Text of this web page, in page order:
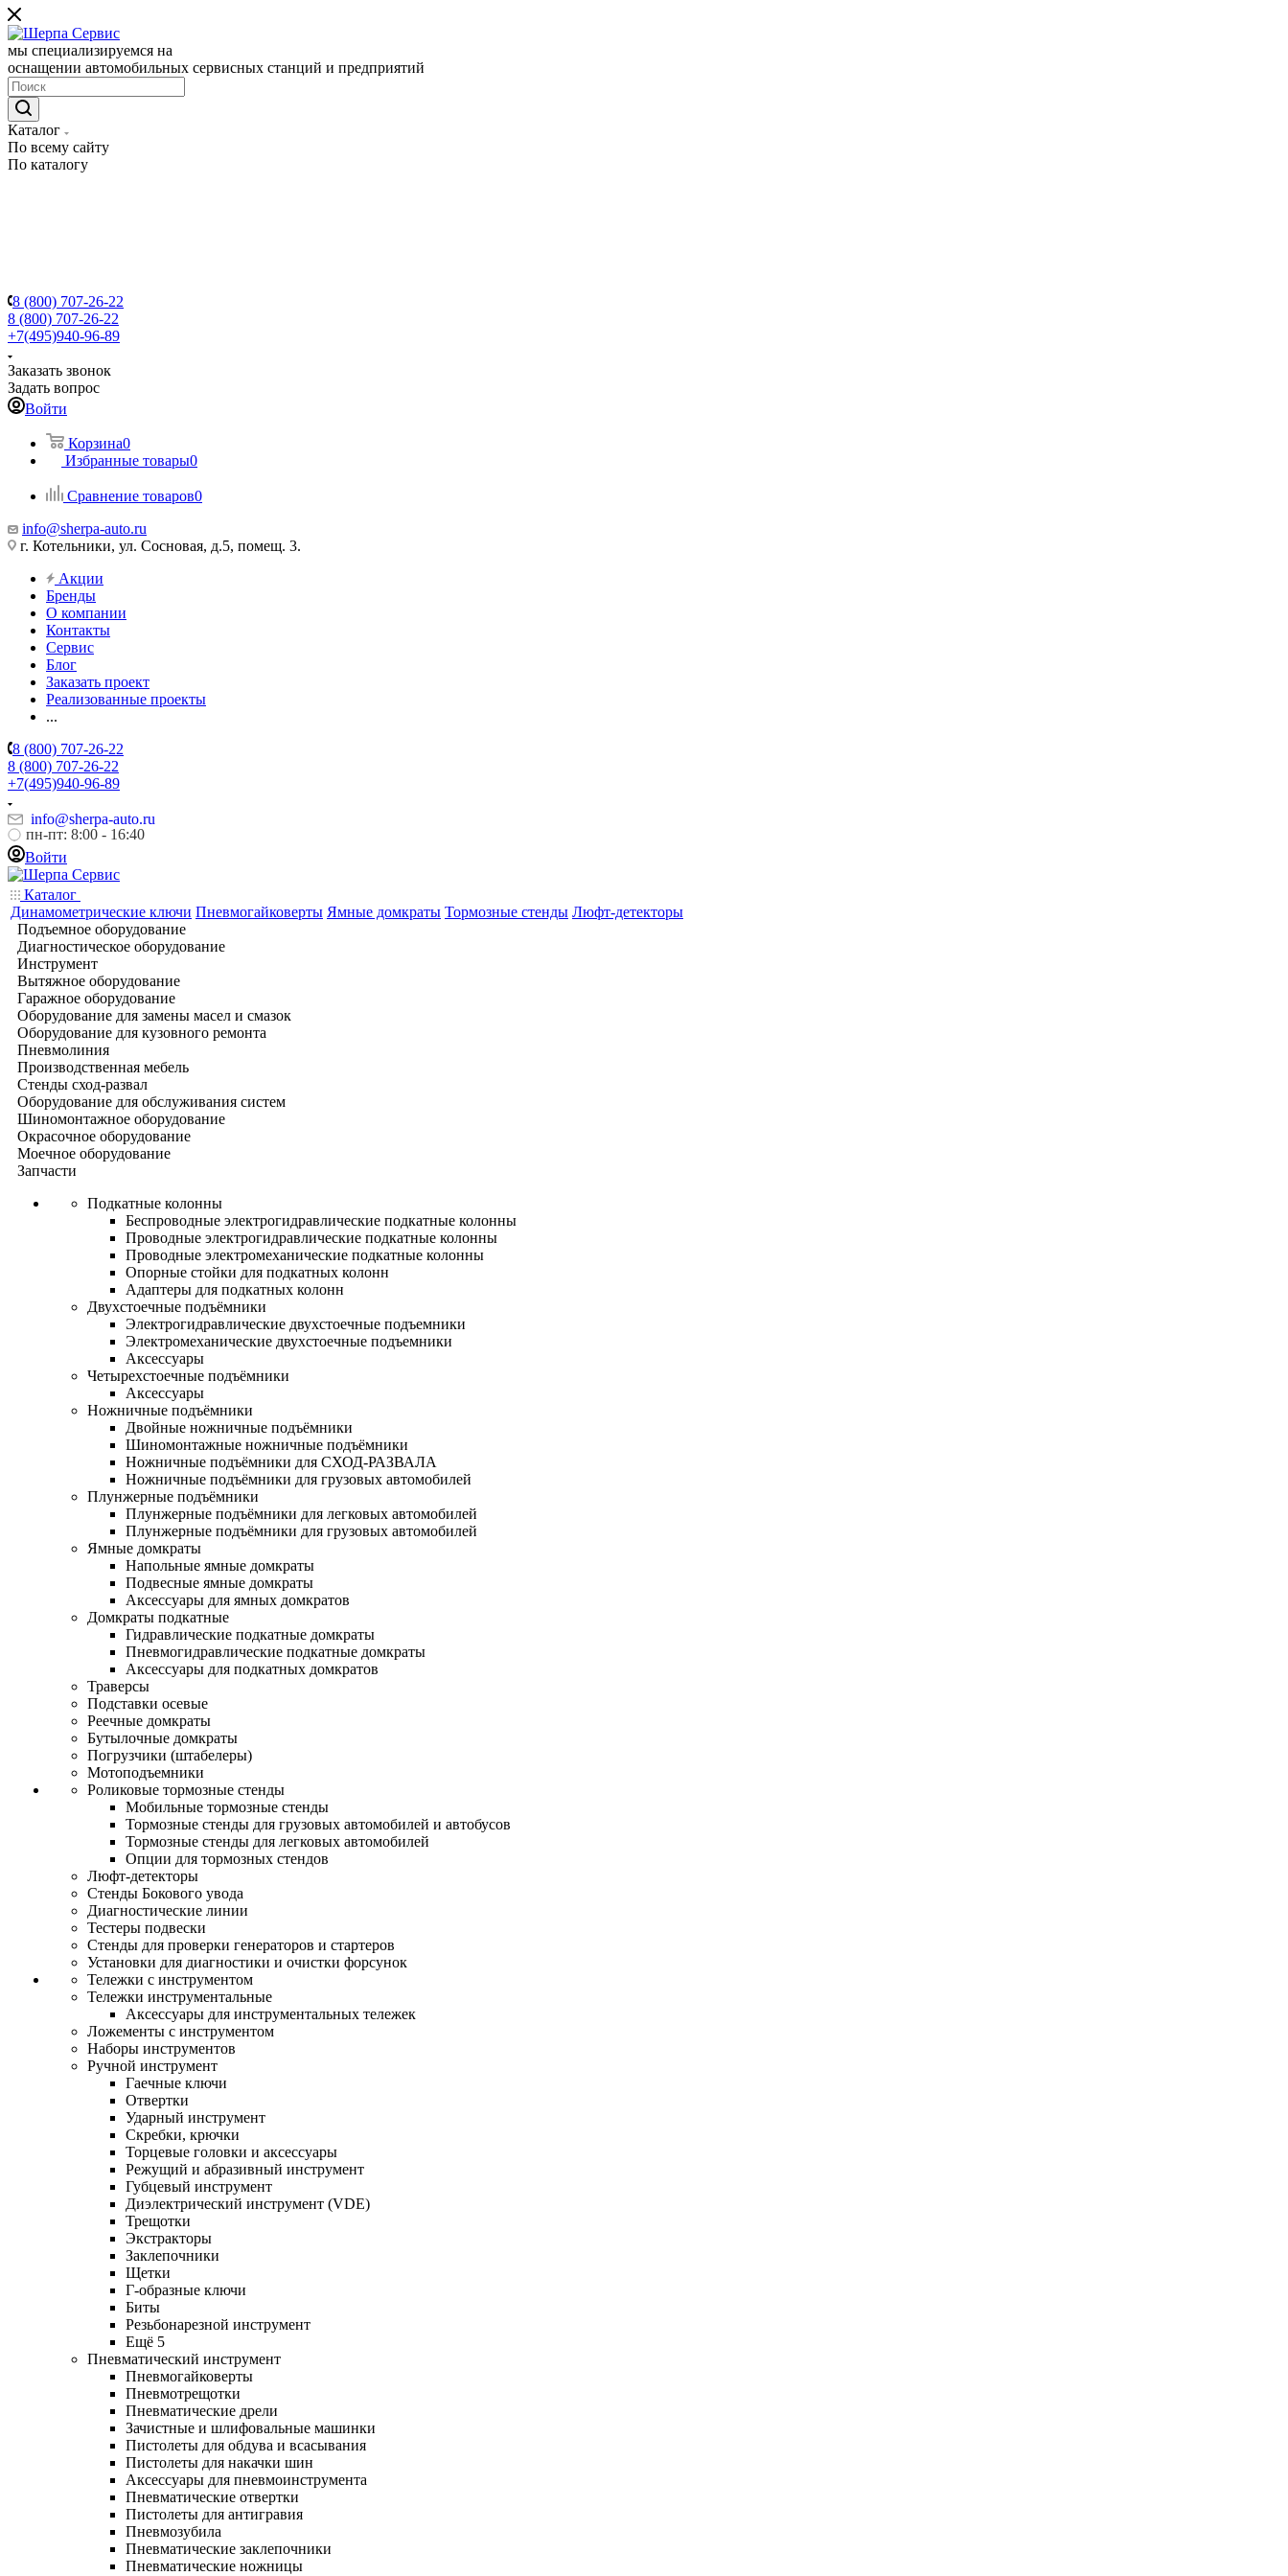
мы специализируемся на
оснащении автомобильных сервисных станций и предприятий
Каталог
По всему сайту
По каталогу
8 (800) 707-26-22
8 (800) 707-26-22
+7(495)940-96-89
Заказать звонок
Задать вопрос
Войти
Корзина0
Избранные товары0
Сравнение товаров0
info@sherpa-auto.ru
г. Котельники, ул. Сосновая, д.5, помещ. 3.
Акции
Бренды
О компании
Контакты
Сервис
Блог
Заказать проект
Реализованные проекты
...
8 (800) 707-26-22
8 (800) 707-26-22
+7(495)940-96-89
info@sherpa-auto.ru
пн-пт: 8:00 - 16:40
Войти
Каталог
Динамометрические ключи Пневмогайковерты Ямные домкраты Тормозные стенды Люфт-детекторы
Подъемное оборудование
Диагностическое оборудование
Инструмент
Вытяжное оборудование
Гаражное оборудование
Оборудование для замены масел и смазок
Оборудование для кузовного ремонта
Пневмолиния
Производственная мебель
Стенды сход-развал
Оборудование для обслуживания систем
Шиномонтажное оборудование
Окрасочное оборудование
Моечное оборудование
Запчасти
Подкатные колонны
Беспроводные электрогидравлические подкатные колонны
Проводные электрогидравлические подкатные колонны
Проводные электромеханические подкатные колонны
Опорные стойки для подкатных колонн
Адаптеры для подкатных колонн
Двухстоечные подъёмники
Электрогидравлические двухстоечные подъемники
Электромеханические двухстоечные подъемники
Аксессуары
Четырехстоечные подъёмники
Аксессуары
Ножничные подъёмники
Двойные ножничные подъёмники
Шиномонтажные ножничные подъёмники
Ножничные подъёмники для СХОД-РАЗВАЛА
Ножничные подъёмники для грузовых автомобилей
Плунжерные подъёмники
Плунжерные подъёмники для легковых автомобилей
Плунжерные подъёмники для грузовых автомобилей
Ямные домкраты
Напольные ямные домкраты
Подвесные ямные домкраты
Аксессуары для ямных домкратов
Домкраты подкатные
Гидравлические подкатные домкраты
Пневмогидравлические подкатные домкраты
Аксессуары для подкатных домкратов
Траверсы
Подставки осевые
Реечные домкраты
Бутылочные домкраты
Погрузчики (штабелеры)
Мотоподъемники
Роликовые тормозные стенды
Мобильные тормозные стенды
Тормозные стенды для грузовых автомобилей и автобусов
Тормозные стенды для легковых автомобилей
Опции для тормозных стендов
Люфт-детекторы
Стенды Бокового увода
Диагностические линии
Тестеры подвески
Стенды для проверки генераторов и стартеров
Установки для диагностики и очистки форсунок
Тележки с инструментом
Тележки инструментальные
Аксессуары для инструментальных тележек
Ложементы с инструментом
Наборы инструментов
Ручной инструмент
Гаечные ключи
Отвертки
Ударный инструмент
Скребки, крючки
Торцевые головки и аксессуары
Режущий и абразивный инструмент
Губцевый инструмент
Диэлектрический инструмент (VDE)
Трещотки
Экстракторы
Заклепочники
Щетки
Г-образные ключи
Биты
Резьбонарезной инструмент
Ещё 5
Пневматический инструмент
Пневмогайковерты
Пневмотрещотки
Пневматические дрели
Зачистные и шлифовальные машинки
Пистолеты для обдува и всасывания
Пистолеты для накачки шин
Аксессуары для пневмоинструмента
Пневматические отвертки
Пистолеты для антигравия
Пневмозубила
Пневматические заклепочники
Пневматические ножницы